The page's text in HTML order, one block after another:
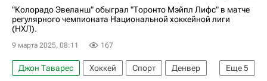
Национальная хоккейная лига (НХЛ)
"Колорадо Эвеланш" обыграл "Торонто Мэйпл Лифс" в матче
регулярного чемпионата Национальной хоккейной лиги
(НХЛ).
9 марта 2025, 08:11 167
Еще5
Джон Таварес Хоккей Спорт
Денвер